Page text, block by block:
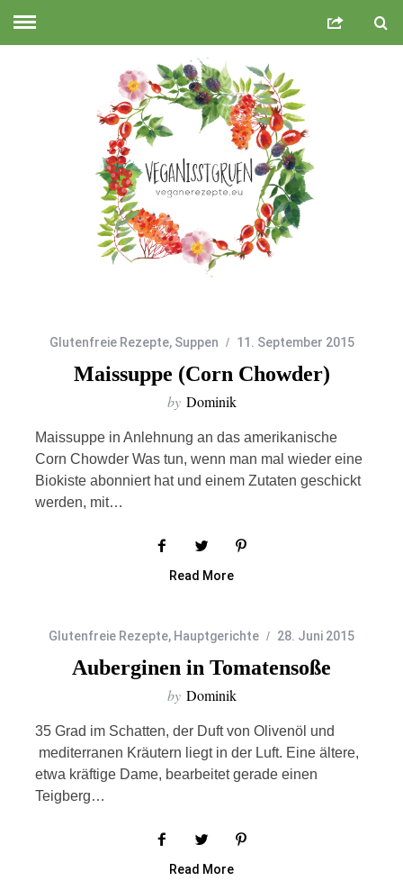
Glutenfreie Rezepte, Suppen 11. September 2015
Maissuppe (Corn Chowder)
by Dominik
Maissuppe in Anlehnung an das amerikanische
Corn Chowder Was tun, wenn man mal wieder eine
Biokiste abonniert hat und einem Zutaten geschickt
werden, mit…
Read More
Glutenfreie Rezepte, Hauptgerichte 28. Juni 2015
Auberginen in Tomatensoße
by Dominik
35 Grad im Schatten, der Duft von Olivenöl und
mediterranen Kräutern liegt in der Luft. Eine ältere,
etwa kräftige Dame, bearbeitet gerade einen
Teigberg…
Read More